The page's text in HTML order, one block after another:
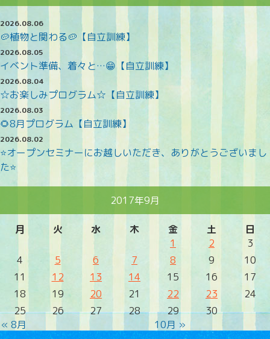
2026.08.06
🥔植物と関わる🥔【自立訓練】
2026.08.05
イベント準備、着々と…😁【自立訓練】
2026.08.04
☆お楽しみプログラム☆【自立訓練】
2026.08.03
🌻8月プログラム【自立訓練】
2026.08.02
⭐オープンセミナーにお越しいただき、ありがとうございまし
た⭐
2017年9月
月 火 水 木 金 土 日
« 8月 10月 »
1 2
3
4
5 6 7 8 9
10
11
12 13 14 15 16
17
18
19 20 21 22 23
24
25
26 27 28 29 30